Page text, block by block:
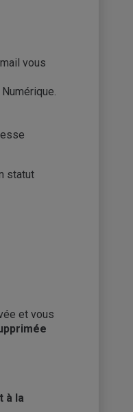
vous
statut
et vous
à la